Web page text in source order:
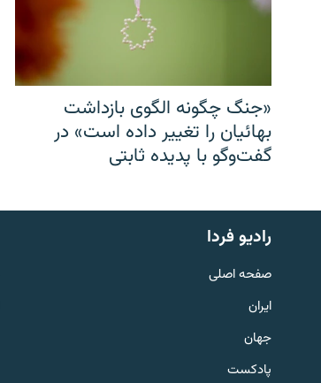
English
به ما بپیوندید
«جنگ چگونه الگوی بازداشت
بهائیان را تغییر داده است» در
گفت‌وگو با پدیده ثابتی
رادیو فردا
صفحه اصلی
ایران
جهان
پادکست